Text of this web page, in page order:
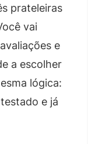
prateleiras
vai
e
a escolher
lógica:
e já